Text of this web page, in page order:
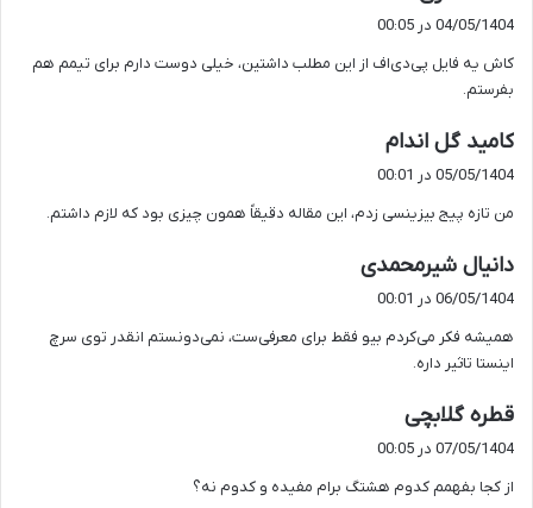
ف
:
04/05/1404 در 00:05
کاش یه فایل پی‌دی‌اف از این مطلب داشتین، خیلی دوست دارم برای تیمم هم
بفرستم.
کامید گل اندام
ف
:
05/05/1404 در 00:01
من تازه پیج بیزینسی زدم، این مقاله دقیقاً همون چیزی بود که لازم داشتم.
دانیال شیرمحمدی
06/05/1404 در 00:01
همیشه فکر می‌کردم بیو فقط برای معرفی‌ست، نمی‌دونستم انقدر توی سرچ
اینستا تاثیر داره.
قطره گلابچی
ف
:
07/05/1404 در 00:05
از کجا بفهمم کدوم هشتگ برام مفیده و کدوم نه؟